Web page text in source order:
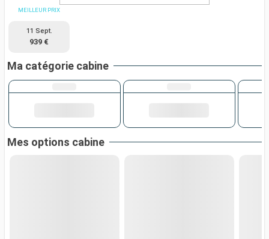
MEILLEUR PRIX
11 Sept.
939 €
Ma catégorie cabine
Mes options cabine